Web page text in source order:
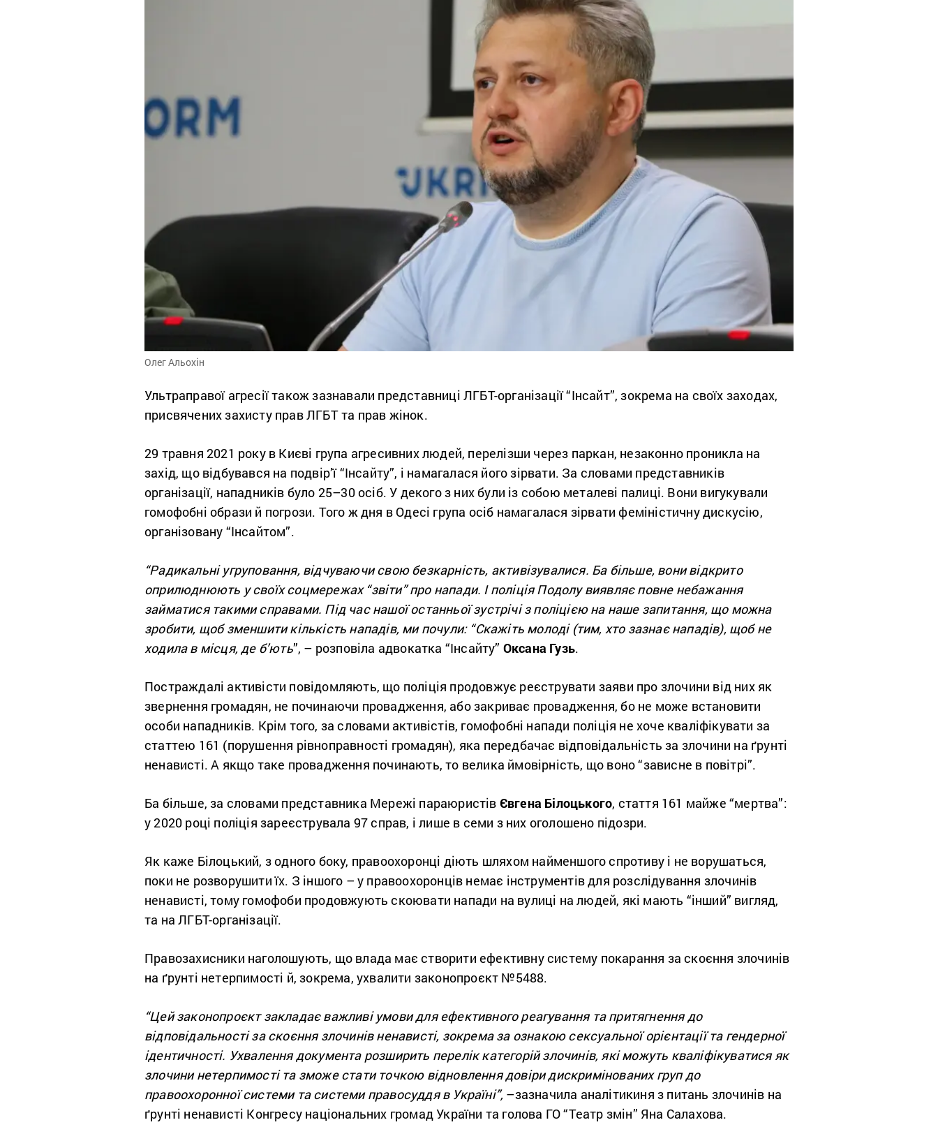
Олег Альохін
Ультраправої агресії також зазнавали представниці ЛГБТ-організації “Інсайт”, зокрема на своїх заходах,
присвячених захисту прав ЛГБТ та прав жінок.
29 травня 2021 року в Києві група агресивних людей, перелізши через паркан, незаконно проникла на
захід, що відбувався на подвір’ї “Інсайту”, і намагалася його зірвати. За словами представників
організації, нападників було 25–30 осіб. У декого з них були із собою металеві палиці. Вони вигукували
гомофобні образи й погрози. Того ж дня в Одесі група осіб намагалася зірвати феміністичну дискусію,
організовану “Інсайтом”.
“Радикальні угруповання, відчуваючи свою безкарність, активізувалися. Ба більше, вони відкрито
оприлюднюють у своїх соцмережах “звіти” про напади. І поліція Подолу виявляє повне небажання
займатися такими справами. Під час нашої останньої зустрічі з поліцією на наше запитання, що можна
зробити, щоб зменшити кількість нападів, ми почули: “Скажіть молоді (тим, хто зазнає нападів), щоб не
ходила в місця, де б’ють”, – розповіла адвокатка “Інсайту” Оксана Гузь.
Постраждалі активісти повідомляють, що поліція продовжує реєструвати заяви про злочини від них як
звернення громадян, не починаючи провадження, або закриває провадження, бо не може встановити
особи нападників. Крім того, за словами активістів, гомофобні напади поліція не хоче кваліфікувати за
статтею 161 (порушення рівноправності громадян), яка передбачає відповідальність за злочини на ґрунті
ненависті. А якщо таке провадження починають, то велика ймовірність, що воно “зависне в повітрі”.
Ба більше, за словами представника Мережі параюристів Євгена Білоцького, стаття 161 майже “мертва”:
у 2020 році поліція зареєструвала 97 справ, і лише в семи з них оголошено підозри.
Як каже Білоцький, з одного боку, правоохоронці діють шляхом найменшого спротиву і не ворушаться,
поки не розворушити їх. З іншого – у правоохоронців немає інструментів для розслідування злочинів
ненависті, тому гомофоби продовжують скоювати напади на вулиці на людей, які мають “інший” вигляд,
та на ЛГБТ-організації.
Правозахисники наголошують, що влада має створити ефективну систему покарання за скоєння злочинів
на ґрунті нетерпимості й, зокрема, ухвалити законопроєкт №5488.
“Цей законопроєкт закладає важливі умови для ефективного реагування та притягнення до
відповідальності за скоєння злочинів ненависті, зокрема за ознакою сексуальної орієнтації та гендерної
ідентичності. Ухвалення документа розширить перелік категорій злочинів, які можуть кваліфікуватися як
злочини нетерпимості та зможе стати точкою відновлення довіри дискримінованих груп до
правоохоронної системи та системи правосуддя в Україні”, –зазначила аналітикиня з питань злочинів на
ґрунті ненависті Конгресу національних громад України та голова ГО “Театр змін” Яна Салахова.